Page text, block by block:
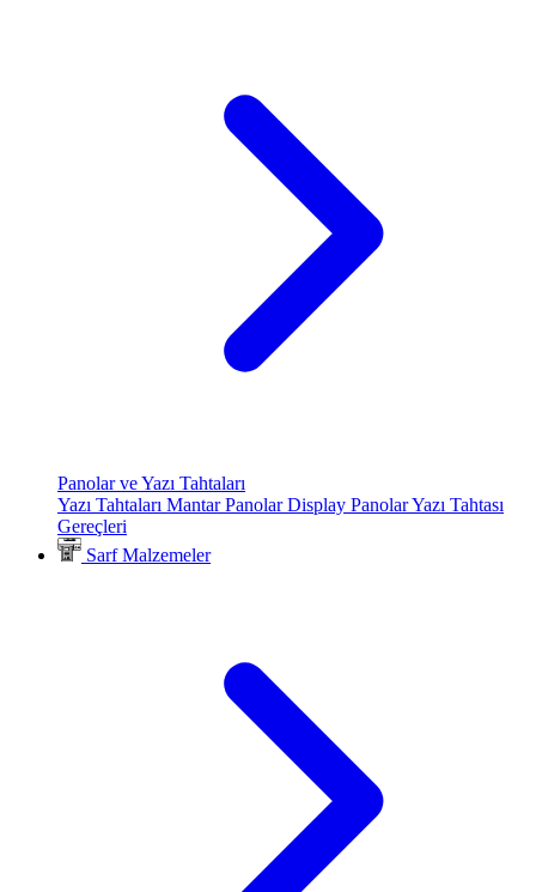
Panolar ve Yazı Tahtaları
Yazı Tahtaları Mantar PanolarDisplay PanolarYazı Tahtası
Gereçleri
Sarf Malzemeler